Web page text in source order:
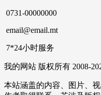
0731-00000000
email@email.mt
7*24小时服务
我的网站 版权所有 2008-
本站涵盖的内容、图片、